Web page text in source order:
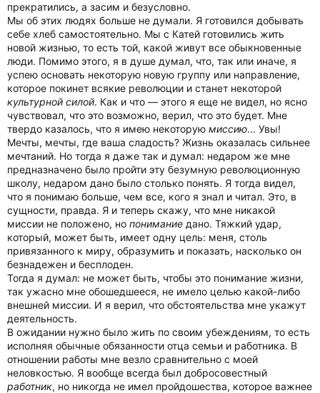
прекратились, а засим и безусловно.
Мы об этих людях больше не думали. Я готовился добывать
себе хлеб самостоятельно. Мы с Катей готовились жить
новой жизнью, то есть той, какой живут все обыкновенные
люди. Помимо этого, я в душе думал, что, так или иначе, я
успею основать некоторую новую группу или направление,
которое покинет всякие революции и станет некоторой
культурной силой. Как и что — этого я еще не видел, но ясно
чувствовал, что это возможно, верил, что это будет. Мне
твердо казалось, что я имею некоторую миссию... Увы!
Мечты, мечты, где ваша сладость? Жизнь оказалась сильнее
мечтаний. Но тогда я даже так и думал: недаром же мне
предназначено было пройти эту безумную революционную
школу, недаром дано было столько понять. Я тогда видел,
что я понимаю больше, чем все, кого я знал и читал. Это, в
сущности, правда. Я и теперь скажу, что мне никакой
миссии не положено, но понимание дано. Тяжкий удар,
который, может быть, имеет одну цель: меня, столь
привязанного к миру, образумить и показать, насколько он
безнадежен и бесплоден.
Тогда я думал: не может быть, чтобы это понимание жизни,
так ужасно мне обошедшееся, не имело целью какой-либо
внешней миссии. И я верил, что обстоятельства мне укажут
деятельность.
В ожидании нужно было жить по своим убеждениям, то есть
исполняя обычные обязанности отца семьи и работника. В
отношении работы мне везло сравнительно с моей
неловкостью. Я вообще всегда был добросовестный
работник, но никогда не имел пройдошества, которое важнее